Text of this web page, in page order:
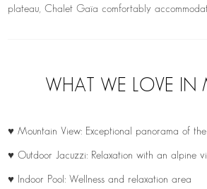
plateau, Chalet Gaïa comfortably
WHAT WE LOVE IN
♥ Mountain View: Exceptional panorama of
♥ Outdoor Jacuzzi: Relaxation with an alpine
♥ Indoor Pool: Wellness and relaxation area